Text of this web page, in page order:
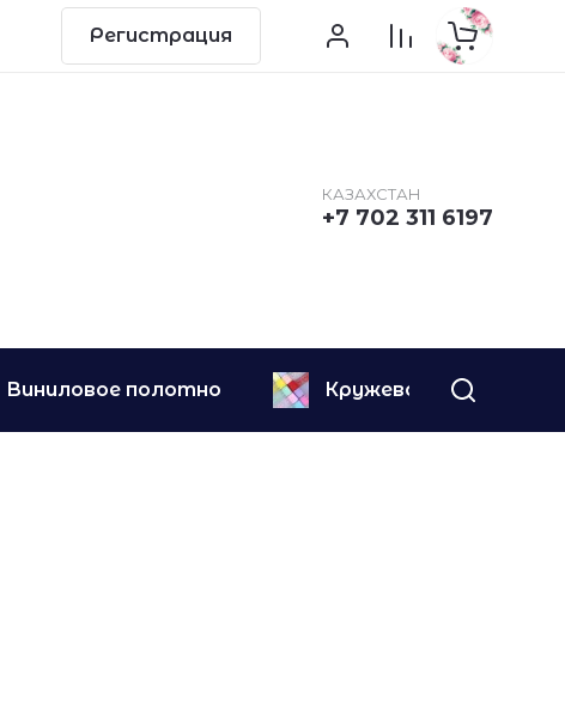
Регистрация
КАЗАХСТАН
+7 702 311 6197
Виниловое полотно Кружево